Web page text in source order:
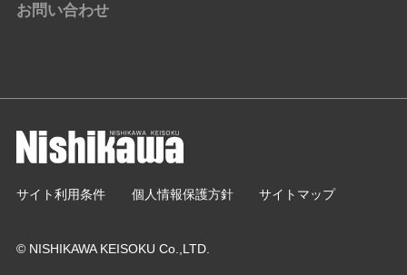
お問い合わせ
© NISHIKAWA KEISOKU Co.,LTD.
サイト利用条件 個人情報保護方針 サイトマップ